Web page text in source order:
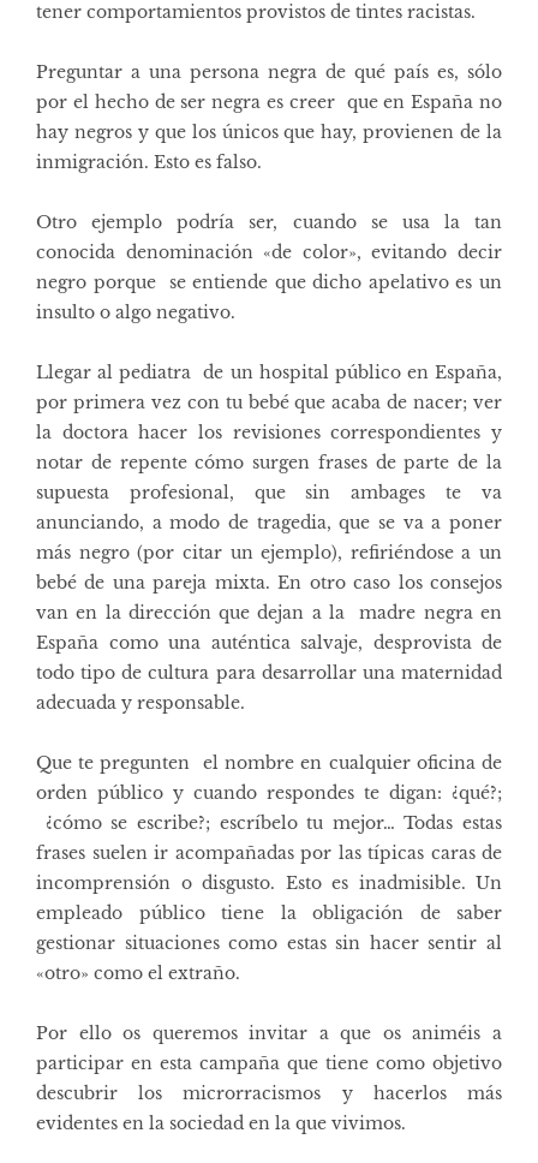
tener comportamientos provistos de tintes racistas.
Preguntar a una persona negra de qué país es, sólo
por el hecho de ser negra es creer que en España no
hay negros y que los únicos que hay, provienen de la
inmigración. Esto es falso.
Otro ejemplo podría ser, cuando se usa la tan
conocida denominación «de color», evitando decir
negro porque se entiende que dicho apelativo es un
insulto o algo negativo.
Llegar al pediatra de un hospital público en España,
por primera vez con tu bebé que acaba de nacer; ver
la doctora hacer los revisiones correspondientes y
notar de repente cómo surgen frases de parte de la
supuesta profesional, que sin ambages te va
anunciando, a modo de tragedia, que se va a poner
más negro (por citar un ejemplo), refiriéndose a un
bebé de una pareja mixta. En otro caso los consejos
van en la dirección que dejan a la madre negra en
España como una auténtica salvaje, desprovista de
todo tipo de cultura para desarrollar una maternidad
adecuada y responsable.
Que te pregunten el nombre en cualquier oficina de
orden público y cuando respondes te digan: ¿qué?;
¿cómo se escribe?; escríbelo tu mejor… Todas estas
frases suelen ir acompañadas por las típicas caras de
incomprensión o disgusto. Esto es inadmisible. Un
empleado público tiene la obligación de saber
gestionar situaciones como estas sin hacer sentir al
«otro» como el extraño.
Por ello os queremos invitar a que os animéis a
participar en esta campaña que tiene como objetivo
descubrir los microrracismos y hacerlos más
evidentes en la sociedad en la que vivimos.